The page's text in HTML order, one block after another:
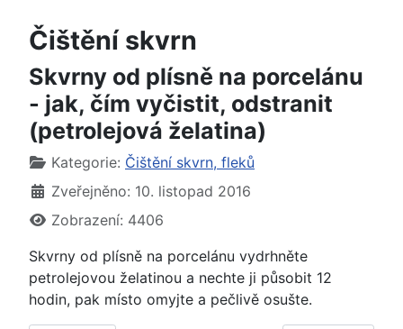
Čištění skvrn
Skvrny od plísně na porcelánu
- jak, čím vyčistit, odstranit
(petrolejová želatina)
Základní údaje
Kategorie: Čištění skvrn, fleků
Zveřejněno: 10. listopad 2016
Zobrazení: 4406
Skvrny od plísně na porcelánu vydrhněte
petrolejovou želatinou a nechte ji působit 12
hodin, pak místo omyjte a pečlivě osušte.